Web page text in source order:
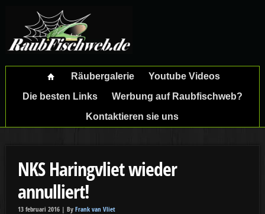
Räubergalerie
Youtube Videos
Die besten Links
Werbung auf Raubfischweb?
Kontaktieren sie uns
NKS Haringvliet wieder
annulliert!
13 februari 2016 | By Frank van Vliet